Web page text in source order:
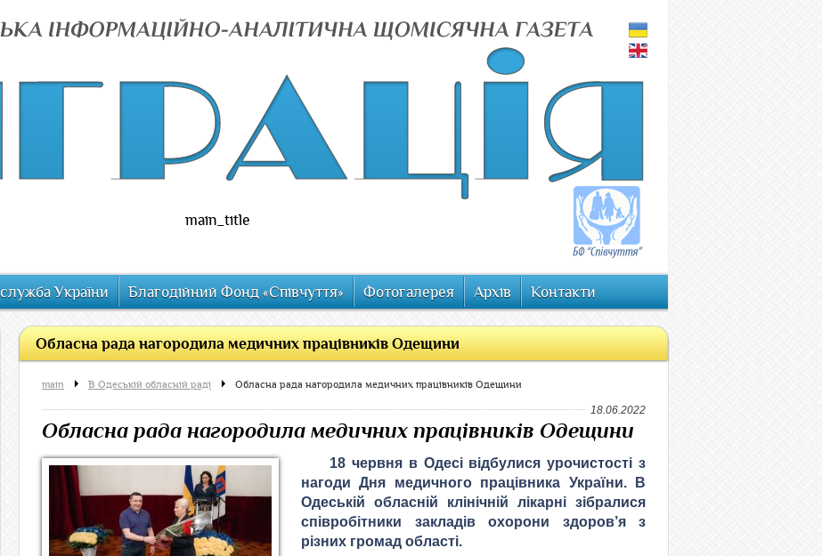
main_title
України Благодійний Фонд «Співчуття» Фотогалерея Архів Контакти
Обласна рада нагородила медичних працівників Одещини
main В Одеській обласній раді Обласна рада нагородила медичних працівників Одещини
18.06.2022
Обласна рада нагородила медичних працівників Одещини
18 червня в Одесі відбулися урочистості з
нагоди Дня медичного працівника України. В
Одеській обласній клінічній лікарні зібралися
співробітники закладів охорони здоров’я з
різних громад області.